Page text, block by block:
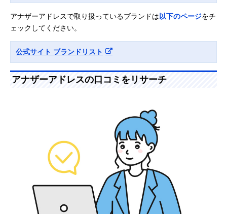
アナザーアドレスで取り扱っているブランドは 以下のページをチ
ェックしてください。
公式サイト ブランドリスト
アナザーアドレスの口コミをリサーチ